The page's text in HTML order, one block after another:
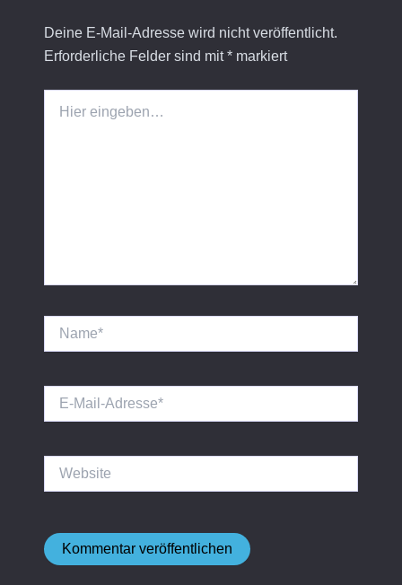
Deine E-Mail-Adresse wird nicht veröffentlicht.
Erforderliche Felder sind mit*markiert
eingeben…
Name*
Mail-
Website